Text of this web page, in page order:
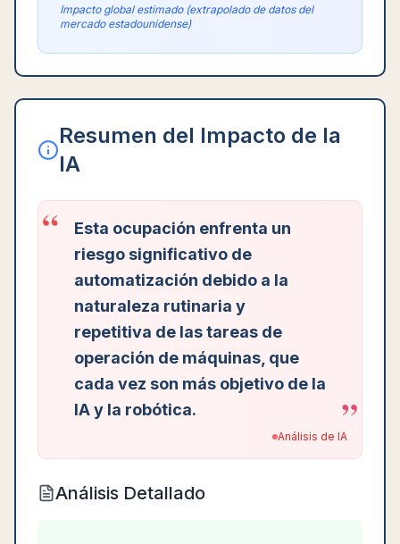
Impacto global estimado (extrapolado de datos del
mercado estadounidense)
Resumen del Impacto de la
IA
“
Esta ocupación enfrenta un
riesgo significativo de
automatización debido a la
naturaleza rutinaria y
repetitiva de las tareas de
operación de máquinas, que
cada vez son más objetivo de la
IA y la robótica.
”
Análisis de IA
Análisis Detallado